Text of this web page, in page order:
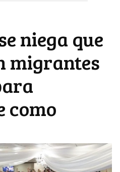
niega que
migrantes
como